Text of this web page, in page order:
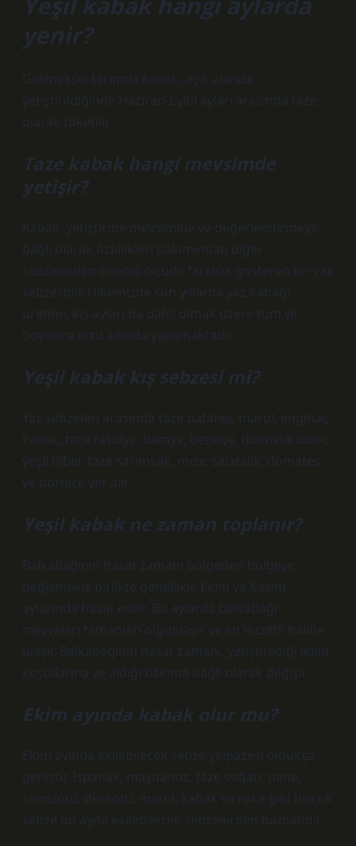
yenir?
Geleneksel tarımda kabak, açık alanda
yetiştirildiğinde Haziran-Eylül ayları arasında taze
olarak tüketilir.
Taze kabak hangi mevsimde
yetişir?
Kabak, yetiştirme mevsimine ve değerlendirmeye
bağlı olarak özellikleri bakımından diğer
sebzelerden önemli ölçüde farklılık gösteren bir yaz
sebzesidir. Ülkemizde son yıllarda yaz kabağı
üretimi, kış ayları da dahil olmak üzere tüm yıl
boyunca örtü altında yapılmaktadır.
Yeşil kabak kış sebzesi mi?
Yaz sebzeleri arasında taze patates, marul, enginar,
kabak, taze fasulye, bamya, bezelye, dolmalık biber,
yeşil biber, taze sarımsak, mısır, salatalık, domates
ve börülce yer alır.
Yeşil kabak ne zaman toplanır?
Balkabağının hasat zamanı bölgeden bölgeye
değişmekle birlikte genellikle Ekim ve Kasım
aylarında hasat edilir. Bu aylarda balkabağı
meyveleri tamamen olgunlaşır ve en lezzetli haline
ulaşır. Balkabağının hasat zamanı, yetiştirildiği iklim
koşullarına ve aldığı bakıma bağlı olarak değişir.
Ekim ayında kabak olur mu?
Ekim ayında ekilebilecek sebze yelpazesi oldukça
geniştir. Ispanak, maydanoz, taze soğan, nane,
semizotu, dereotu, marul, kabak ve roka gibi birçok
sebze bu ayda ekilebilecek sebzelerden bazılarıdır.